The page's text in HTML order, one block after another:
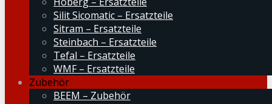
Silit Sicomatic – Ersatzteile
Sitram – Ersatzteile
Steinbach – Ersatzteile
Tefal – Ersatzteile
WMF – Ersatzteile
Zubehör
BEEM – Zubehör